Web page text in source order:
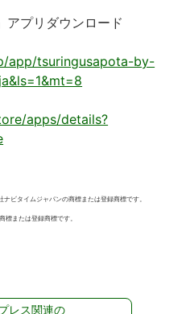
プリダウンロード
app/tsuringusapota-by-
apps/details?
ビタイムジャパンの商標または登録商標です。
標または登録商標です。
レス関連の